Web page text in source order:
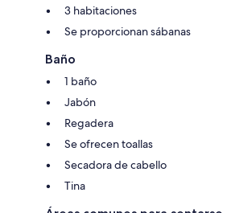
3 habitaciones
Se proporcionan sábanas
Baño
1 baño
Jabón
Regadera
Se ofrecen toallas
Secadora de cabello
Tina